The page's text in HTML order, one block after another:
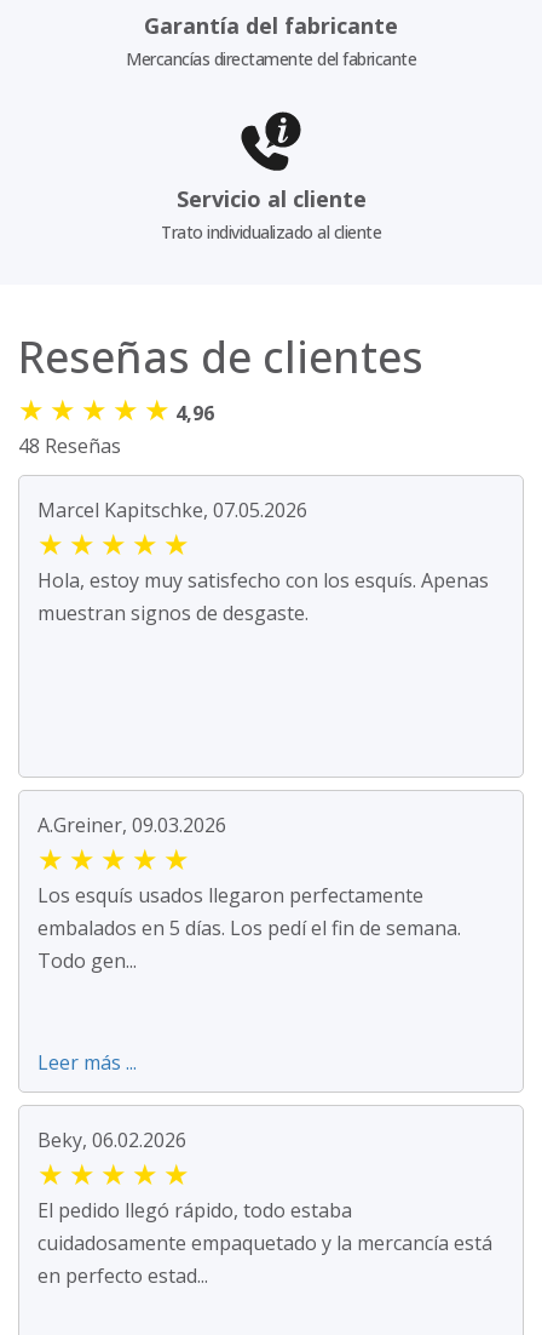
Garantía del fabricante
Mercancías directamente del fabricante
Servicio al cliente
Trato individualizado al cliente
Reseñas de clientes
★ ★ ★ ★ ★ 4,96
48 Reseñas
Marcel Kapitschke, 07.05.2026
★ ★ ★ ★ ★
Hola, estoy muy satisfecho con los esquís. Apenas
muestran signos de desgaste.
A.Greiner, 09.03.2026
★ ★ ★ ★ ★
Los esquís usados llegaron perfectamente
embalados en 5 días. Los pedí el fin de semana.
Todo gen...
Leer más ...
Beky, 06.02.2026
★ ★ ★ ★ ★
El pedido llegó rápido, todo estaba
cuidadosamente empaquetado y la mercancía está
en perfecto estad...